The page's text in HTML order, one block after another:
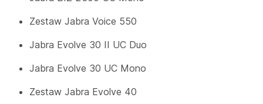
Zestaw Jabra Voice 550
Jabra Evolve 30 II UC Duo
Jabra Evolve 30 UC Mono
Zestaw Jabra Evolve 40